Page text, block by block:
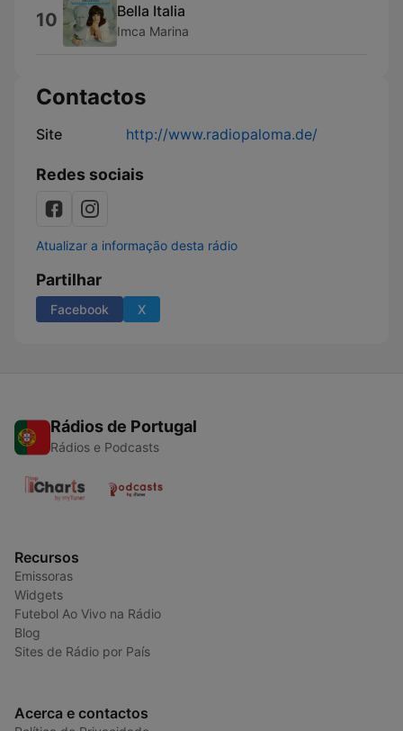
10 Bella Italia
Imca Marina
Contactos
Site http://www.radiopaloma.de/
Redes sociais
Atualizar a informação desta rádio
Partilhar
Facebook X
Rádios de Portugal
Rádios e Podcasts
Recursos
Emissoras
Widgets
Futebol Ao Vivo na Rádio
Blog
Sites de Rádio por País
Acerca e contactos